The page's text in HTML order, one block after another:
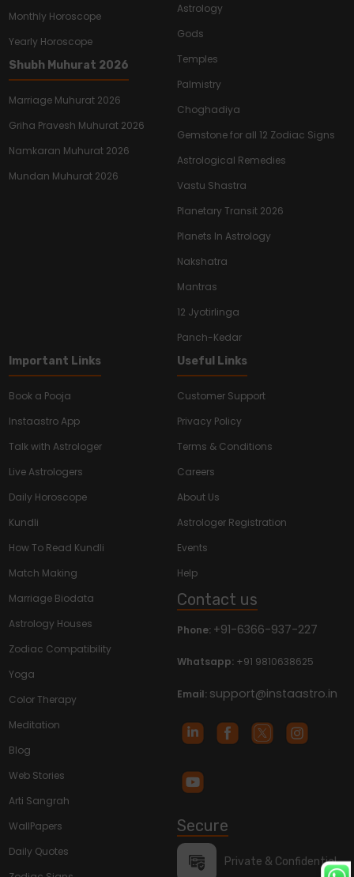
Monthly Horoscope
Yearly Horoscope
Shubh Muhurat 2026
Marriage Muhurat 2026
Griha Pravesh Muhurat 2026
Namkaran Muhurat 2026
Mundan Muhurat 2026
Astrology
Gods
Temples
Palmistry
Choghadiya
Gemstone for all 12 Zodiac Signs
Astrological Remedies
Vastu Shastra
Planetary Transit 2026
Planets In Astrology
Nakshatra
Mantras
12 Jyotirlinga
Panch-Kedar
Important Links
Book a Pooja
Instaastro App
Talk with Astrologer
Live Astrologers
Daily Horoscope
Kundli
How To Read Kundli
Match Making
Marriage Biodata
Astrology Houses
Zodiac Compatibility
Yoga
Color Therapy
Meditation
Blog
Web Stories
Arti Sangrah
WallPapers
Daily Quotes
Useful Links
Customer Support
Privacy Policy
Terms & Conditions
Careers
About Us
Astrologer Registration
Events
Help
Contact us
Phone: +91-6366-937-227
Whatsapp: +91 9810638625
Email: support@instaastro.in
Secure
Private & Confidential